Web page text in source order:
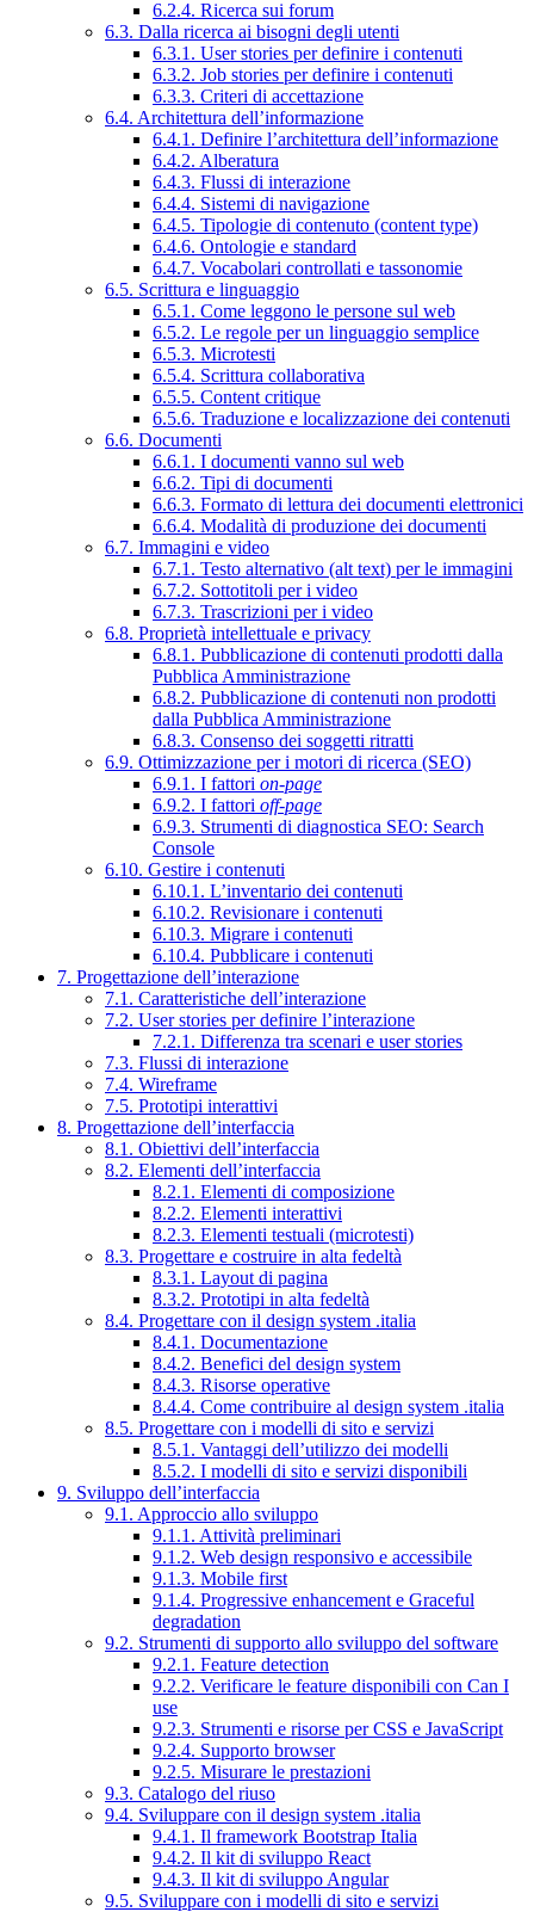
6.2.4. Ricerca sui forum
6.3. Dalla ricerca ai bisogni degli utenti
6.3.1. User stories per definire i contenuti
6.3.2. Job stories per definire i contenuti
6.3.3. Criteri di accettazione
6.4. Architettura dell’informazione
6.4.1. Definire l’architettura dell’informazione
6.4.2. Alberatura
6.4.3. Flussi di interazione
6.4.4. Sistemi di navigazione
6.4.5. Tipologie di contenuto (content type)
6.4.6. Ontologie e standard
6.4.7. Vocabolari controllati e tassonomie
6.5. Scrittura e linguaggio
6.5.1. Come leggono le persone sul web
6.5.2. Le regole per un linguaggio semplice
6.5.3. Microtesti
6.5.4. Scrittura collaborativa
6.5.5. Content critique
6.5.6. Traduzione e localizzazione dei contenuti
6.6. Documenti
6.6.1. I documenti vanno sul web
6.6.2. Tipi di documenti
6.6.3. Formato di lettura dei documenti elettronici
6.6.4. Modalità di produzione dei documenti
6.7. Immagini e video
6.7.1. Testo alternativo (alt text) per le immagini
6.7.2. Sottotitoli per i video
6.7.3. Trascrizioni per i video
6.8. Proprietà intellettuale e privacy
6.8.1. Pubblicazione di contenuti prodotti dalla
Pubblica Amministrazione
6.8.2. Pubblicazione di contenuti non prodotti
dalla Pubblica Amministrazione
6.8.3. Consenso dei soggetti ritratti
6.9. Ottimizzazione per i motori di ricerca (SEO)
6.9.1. I fattori on-page
6.9.2. I fattori off-page
6.9.3. Strumenti di diagnostica SEO: Search
Console
6.10. Gestire i contenuti
6.10.1. L’inventario dei contenuti
6.10.2. Revisionare i contenuti
6.10.3. Migrare i contenuti
6.10.4. Pubblicare i contenuti
7. Progettazione dell’interazione
7.1. Caratteristiche dell’interazione
7.2. User stories per definire l’interazione
7.2.1. Differenza tra scenari e user stories
7.3. Flussi di interazione
7.4. Wireframe
7.5. Prototipi interattivi
8. Progettazione dell’interfaccia
8.1. Obiettivi dell’interfaccia
8.2. Elementi dell’interfaccia
8.2.1. Elementi di composizione
8.2.2. Elementi interattivi
8.2.3. Elementi testuali (microtesti)
8.3. Progettare e costruire in alta fedeltà
8.3.1. Layout di pagina
8.3.2. Prototipi in alta fedeltà
8.4. Progettare con il design system .italia
8.4.1. Documentazione
8.4.2. Benefici del design system
8.4.3. Risorse operative
8.4.4. Come contribuire al design system .italia
8.5. Progettare con i modelli di sito e servizi
8.5.1. Vantaggi dell’utilizzo dei modelli
8.5.2. I modelli di sito e servizi disponibili
9. Sviluppo dell’interfaccia
9.1. Approccio allo sviluppo
9.1.1. Attività preliminari
9.1.2. Web design responsivo e accessibile
9.1.3. Mobile first
9.1.4. Progressive enhancement e Graceful
degradation
9.2. Strumenti di supporto allo sviluppo del software
9.2.1. Feature detection
9.2.2. Verificare le feature disponibili con Can I
use
9.2.3. Strumenti e risorse per CSS e JavaScript
9.2.4. Supporto browser
9.2.5. Misurare le prestazioni
9.3. Catalogo del riuso
9.4. Sviluppare con il design system .italia
9.4.1. Il framework Bootstrap Italia
9.4.2. Il kit di sviluppo React
9.4.3. Il kit di sviluppo Angular
9.5. Sviluppare con i modelli di sito e servizi